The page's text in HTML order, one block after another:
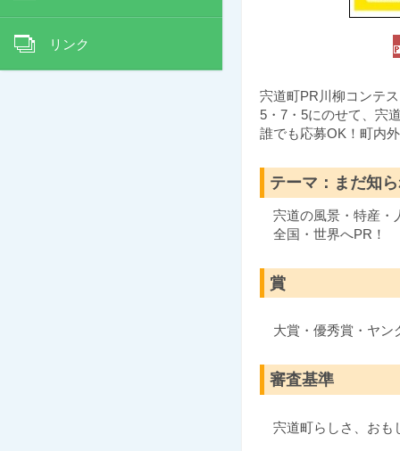
リンク
宍道町PR川柳コンテ
5・7・5にのせて、宍
誰でも応募OK！町内
テーマ：まだ知
宍道の風景・特産・
全国・世界へPR！
賞
大賞・優秀賞・ヤン
審査基準
宍道町らしさ、おも